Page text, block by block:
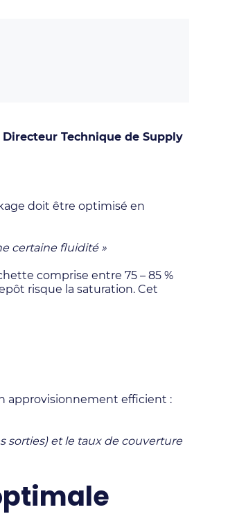
Technique de Supply
doit être optimisé en
certaine fluidité »
comprise entre 75 – 85 %
risque la saturation. Cet
approvisionnement efficient :
sorties) et le taux de couverture